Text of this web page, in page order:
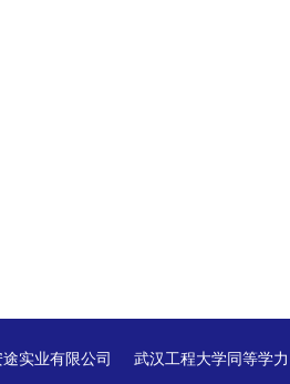
实业有限公司 武汉工程大学同等学力